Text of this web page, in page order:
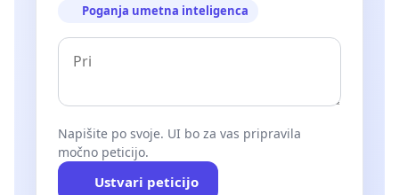
Poganja umetna inteligenca
Napišite po svoje. UI bo za vas pripravila
močno peticijo.
Ustvari peticijo